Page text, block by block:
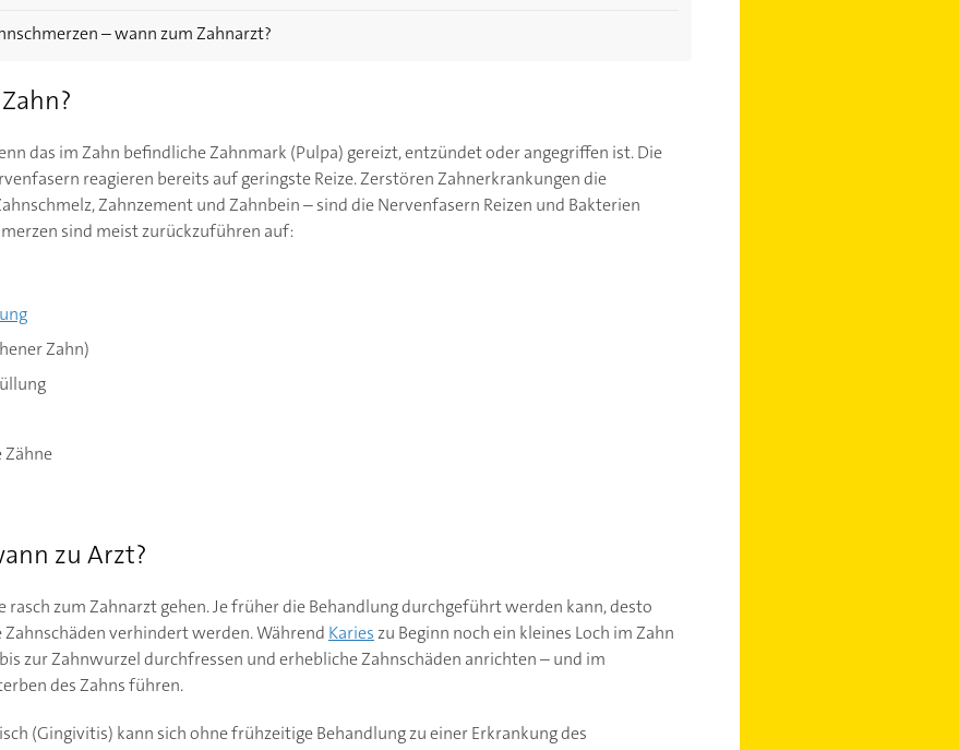
– wann zum Zahnarzt?
das im Zahn befindliche Zahnmark (Pulpa) gereizt, entzündet oder angegriffen ist. Die
reagieren bereits auf geringste Reize. Zerstören Zahnerkrankungen die
Zahnzement und Zahnbein – sind die Nervenfasern Reizen und Bakterien
sind meist zurückzuführen auf:
Zahn)
zu Arzt?
rasch zum Zahnarzt gehen. Je früher die Behandlung durchgeführt werden kann, desto
verhindert werden. Während Karieszu Beginn noch ein kleines Loch im Zahn
zur Zahnwurzel durchfressen und erhebliche Zahnschäden anrichten – und im
des Zahns führen.
(Gingivitis) kann sich ohne frühzeitige Behandlung zu einer Erkrankung des